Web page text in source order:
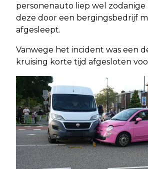
personenauto liep wel zodanige
deze door een bergingsbedrijf
afgesleept.
Vanwege het incident was een
kruising korte tijd afgesloten